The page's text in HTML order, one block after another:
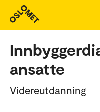
Studieoversikt
ansatte
Videreutdanning